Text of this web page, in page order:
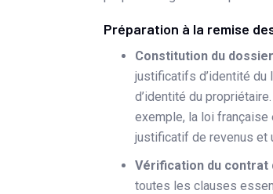
Préparation à la remise
Constitution du
justificatifs d’identité du
d’identité du
exemple, la loi française
justificatif de revenus et
Vérification du contrat
toutes les clauses